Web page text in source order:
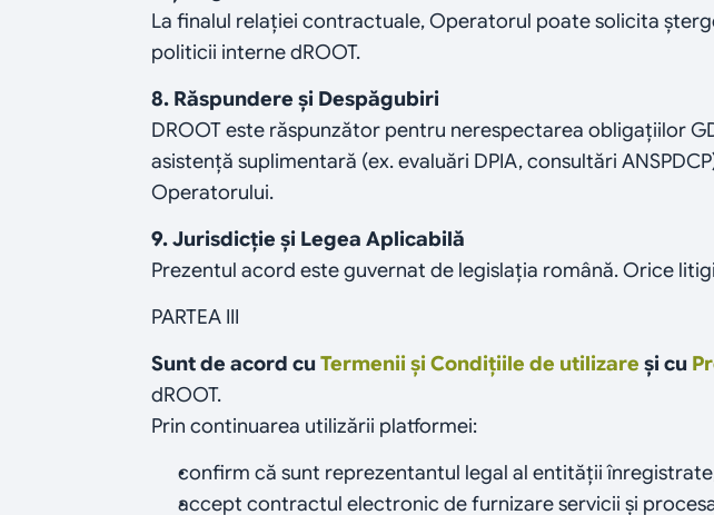
La finalul relației contractuale, Operatorul poate solicita
politicii interne dROOT.
8. Răspundere și Despăgubiri
DROOT este răspunzător pentru nerespectarea obligațiilor
asistență suplimentară (ex. evaluări DPIA, consultări
Operatorului.
9. Jurisdicție și Legea Aplicabilă
Prezentul acord este guvernat de legislația română. Orice
PARTEA III
Sunt de acord cu Termenii și Condițiile de utilizare și cu
dROOT.
Prin continuarea utilizării platformei:
confirm că sunt reprezentantul legal al entității
accept contractul electronic de furnizare servicii și